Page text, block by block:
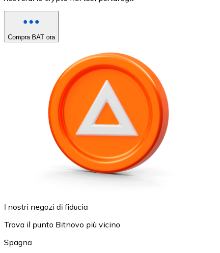
Compra BAT ora
I nostri negozi di fiducia
Trova il punto Bitnovo più vicino
Spagna